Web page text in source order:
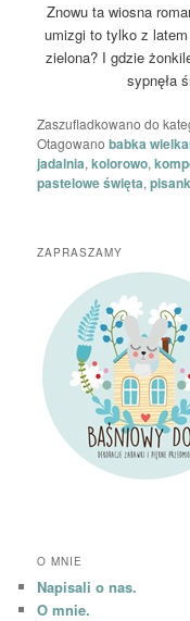
Znowu ta wiosna
umizgi to tylko z
zielona? I gdzie
sypnęła
Zaszufladkowano do
Otagowano babka
jadalnia,kolorowo,
pastelowe święta,
ZAPRASZAMY
O MNIE
Napisali o nas.
O mnie.